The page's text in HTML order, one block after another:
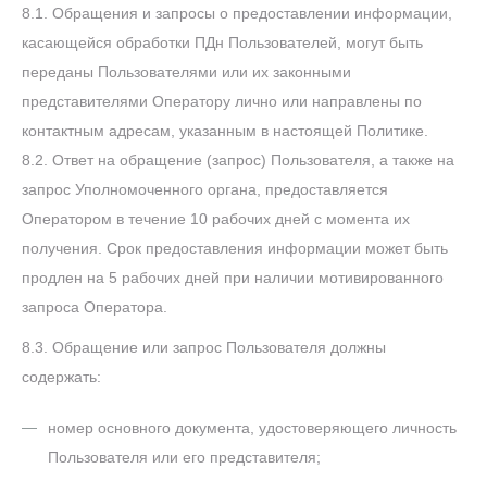
8.1. Обращения и запросы о предоставлении информации,
касающейся обработки ПДн Пользователей, могут быть
переданы Пользователями или их законными
представителями Оператору лично или направлены по
контактным адресам, указанным в настоящей Политике.
8.2. Ответ на обращение (запрос) Пользователя, а также на
запрос Уполномоченного органа, предоставляется
Оператором в течение 10 рабочих дней с момента их
получения. Срок предоставления информации может быть
продлен на 5 рабочих дней при наличии мотивированного
запроса Оператора.
8.3. Обращение или запрос Пользователя должны
содержать:
номер основного документа, удостоверяющего личность
Пользователя или его представителя;